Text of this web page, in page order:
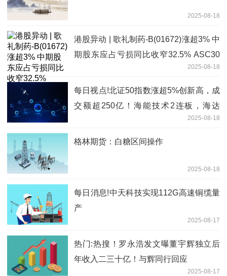
2025-08-18
港股异动 | 歌礼制药-B(01672)涨超3% 中
期股东应占亏损同比收窄32.5% ASC30
2025-08-18
每日视点!北证50指数涨超5%创新高，成
交额超250亿！海能技术2连板，海达
尔、晶赛科技涨停，曙光数创、国源科
技、荣亿精密涨超25%
2025-08-18
格林期货：白糖区间操作
2025-08-18
每日消息!中天科技实现112G高速铜缆量
产
2025-08-17
热门:热搜！罗永浩发文曝董宇辉独立后
年收入二三十亿！与辉同行回应
2025-08-17